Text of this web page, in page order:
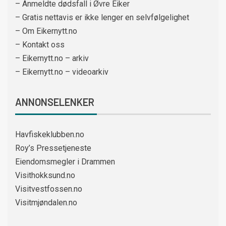
– Anmeldte dødsfall i Øvre Eiker
– Gratis nettavis er ikke lenger en selvfølgelighet
– Om Eikernytt.no
– Kontakt oss
– Eikernytt.no – arkiv
– Eikernytt.no – videoarkiv
ANNONSELENKER
Havfiskeklubben.no
Roy’s Pressetjeneste
Eiendomsmegler i Drammen
Visithokksund.no
Visitvestfossen.no
Visitmjøndalen.no